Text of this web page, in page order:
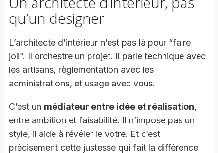
qu’un designer
L’architecte d’intérieur n’est pas là pour “faire
joli”. Il orchestre un projet. Il parle technique avec
les artisans, règlementation avec les
administrations, et usage avec vous.
C’est un médiateur entre idée et réalisation,
entre ambition et faisabilité. Il n’impose pas un
style, il aide à révéler le votre. Et c’est
précisément cette justesse qui fait la différence